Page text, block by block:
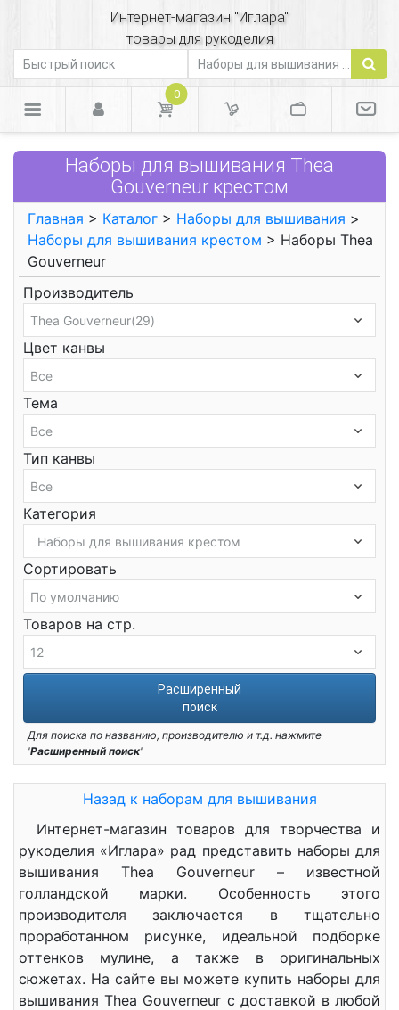
Интернет-магазин "Иглара"
товары для рукоделия
0
Наборы для вышивания Thea
Gouverneur крестом
Главная > Каталог > Наборы для вышивания >
Наборы для вышивания крестом > Наборы Thea
Gouverneur
Производитель
Цвет канвы
Тема
Тип канвы
Категория
Сортировать
Товаров на стр.
Расширенный
поиск
Для поиска по названию, производителю и т.д. нажмите
'Расширенный поиск'
Назад к наборам для вышивания
Интернет-магазин товаров для творчества и
рукоделия «Иглара» рад представить наборы для
вышивания Thea Gouverneur – известной
голландской марки. Особенность этого
производителя заключается в тщательно
проработанном рисунке, идеальной подборке
оттенков мулине, а также в оригинальных
сюжетах. На сайте вы можете купить наборы для
вышивания Thea Gouverneur с доставкой в любой